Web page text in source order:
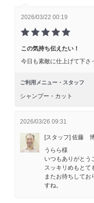
2026/03/22 00:19
この気持ち伝えたい！
今日も素敵に仕上げて下さ
ご利用メニュー・スタッフ
シャンプー・カット
2026/03/26 09:31
[スタッフ] 佐藤
うらら様
いつもありがとう
スッキリめもとて
またお待ちしてお
すね。